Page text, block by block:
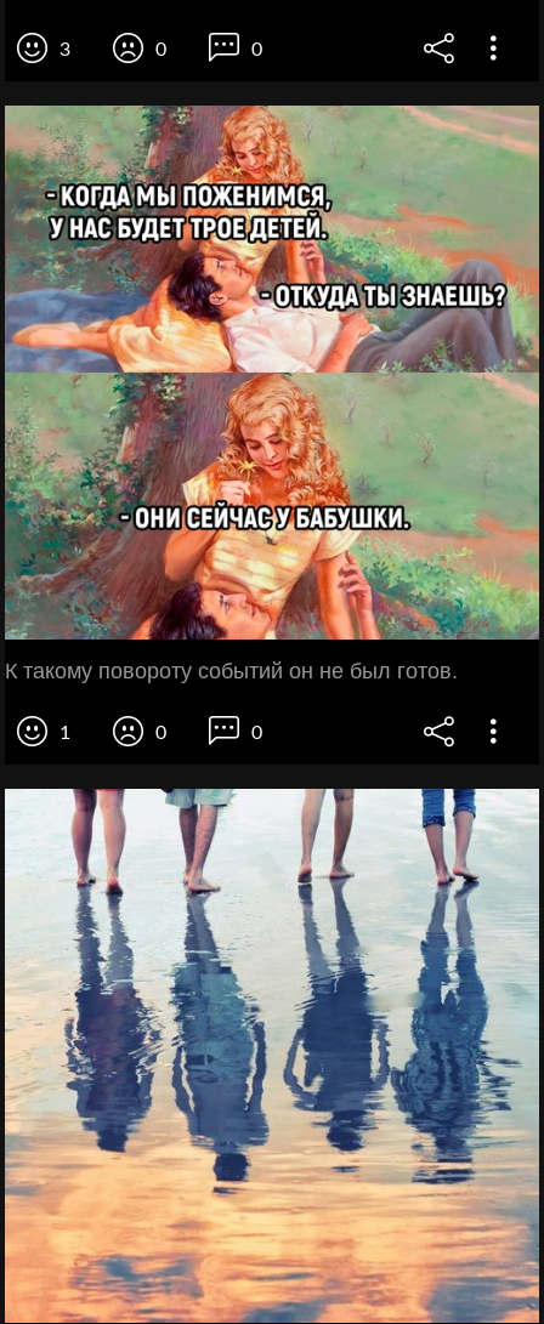
3 0 0
К такому повороту событий он не был готов.
1 0 0